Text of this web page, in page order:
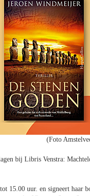
(Foto
bij Libris Venstra:
15.00 uur. en signeert haar